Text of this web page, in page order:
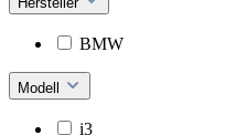
BMW
Modell
i3